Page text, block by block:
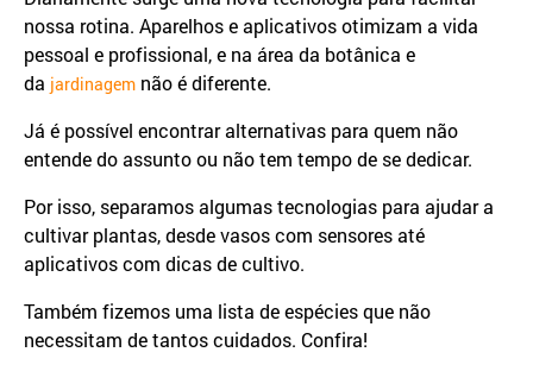
nossa rotina. Aparelhos e aplicativos otimizam a vida
pessoal e profissional, e na área da botânica e
da jardinagem não é diferente.
Já é possível encontrar alternativas para quem não
entende do assunto ou não tem tempo de se dedicar.
Por isso, separamos algumas tecnologias para ajudar a
cultivar plantas, desde vasos com sensores até
aplicativos com dicas de cultivo.
Também fizemos uma lista de espécies que não
necessitam de tantos cuidados. Confira!